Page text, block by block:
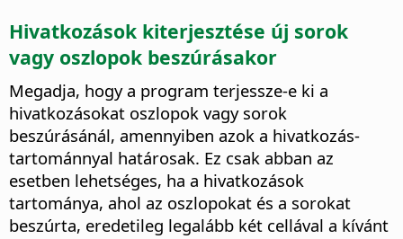
Hivatkozások kiterjesztése új sorok
vagy oszlopok beszúrásakor
Megadja, hogy a program terjessze-e ki a
hivatkozásokat oszlopok vagy sorok
beszúrásánál, amennyiben azok a hivatkozás-
tartománnyal határosak. Ez csak abban az
esetben lehetséges, ha a hivatkozások
tartománya, ahol az oszlopokat és a sorokat
beszúrta, eredetileg legalább két cellával a kívánt